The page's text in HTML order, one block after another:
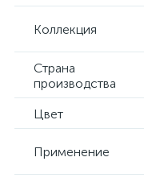
Коллекция
Страна
производства
Цвет
Применение